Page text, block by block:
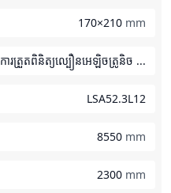
170×210 mm
ការត្រួតពិនិត្យល្បឿនអេឡិចត្រូនិច ...
LSA52.3L12
8550 mm
2300 mm